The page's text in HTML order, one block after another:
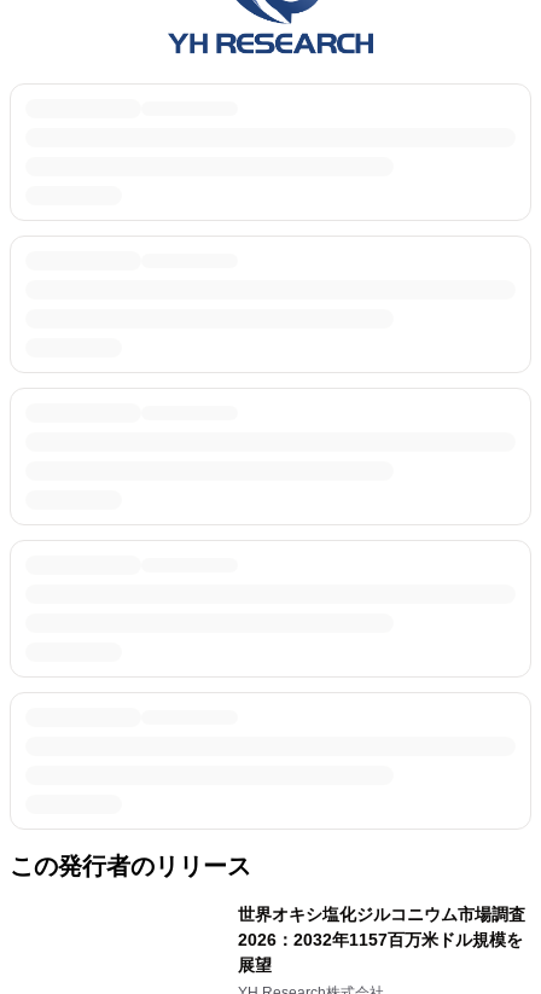
この発行者のリリース
世界オキシ塩化ジルコニウム市場調査
2026：2032年1157百万米ドル規模を
展望